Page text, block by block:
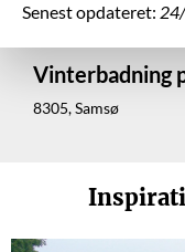
Senest opdateret:
Vinterbadning
8305, Samsø